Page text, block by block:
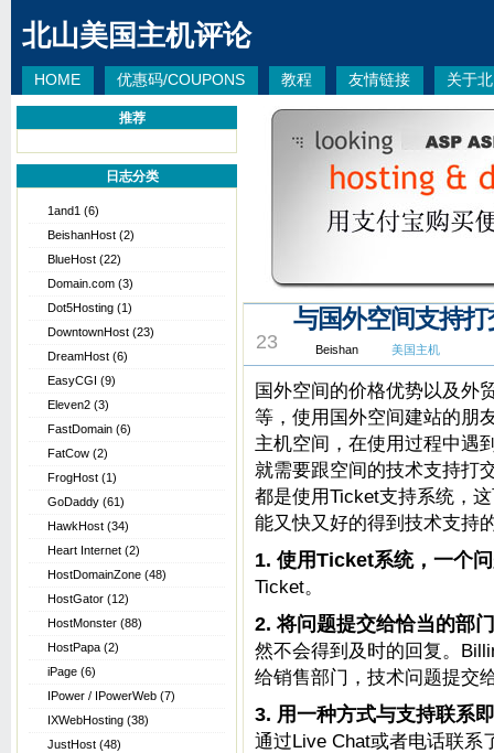
北山美国主机评论
HOME 优惠码/COUPONS 教程 友情链接 关于
推荐
日志分类
1and1 (6)
BeishanHost (2)
BlueHost (22)
Domain.com (3)
Dot5Hosting (1)
DowntownHost (23)
DreamHost (6)
EasyCGI (9)
Eleven2 (3)
FastDomain (6)
FatCow (2)
FrogHost (1)
GoDaddy (61)
HawkHost (34)
Heart Internet (2)
HostDomainZone (48)
HostGator (12)
HostMonster (88)
HostPapa (2)
iPage (6)
IPower / IPowerWeb (7)
IXWebHosting (38)
JustHost (48)
23
与国外空间支持
Beishan 美国主机
国外空间的价格优势以及外
等，使用国外空间建站的朋
主机空间，在使用过程中遇
就需要跟空间的技术支持打
都是使用Ticket支持系统，
能又快又好的得到技术支持
1. 使用Ticket系统，一个
Ticket。
2. 将问题提交给恰当的部门
然不会得到及时的回复。
给销售部门，技术问题提交
3. 用一种方式与支持联系
通过Live Chat或者电话联系